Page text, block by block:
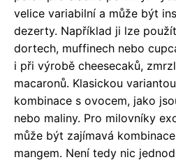
velice variabilní a může být
dezerty. Například ji lze
dortech, muffinech nebo
i při výrobě cheesecaků,
macaronů. Klasickou
kombinace s ovocem, jako
nebo maliny. Pro milovníky
může být zajímavá
mangem. Není tedy nic